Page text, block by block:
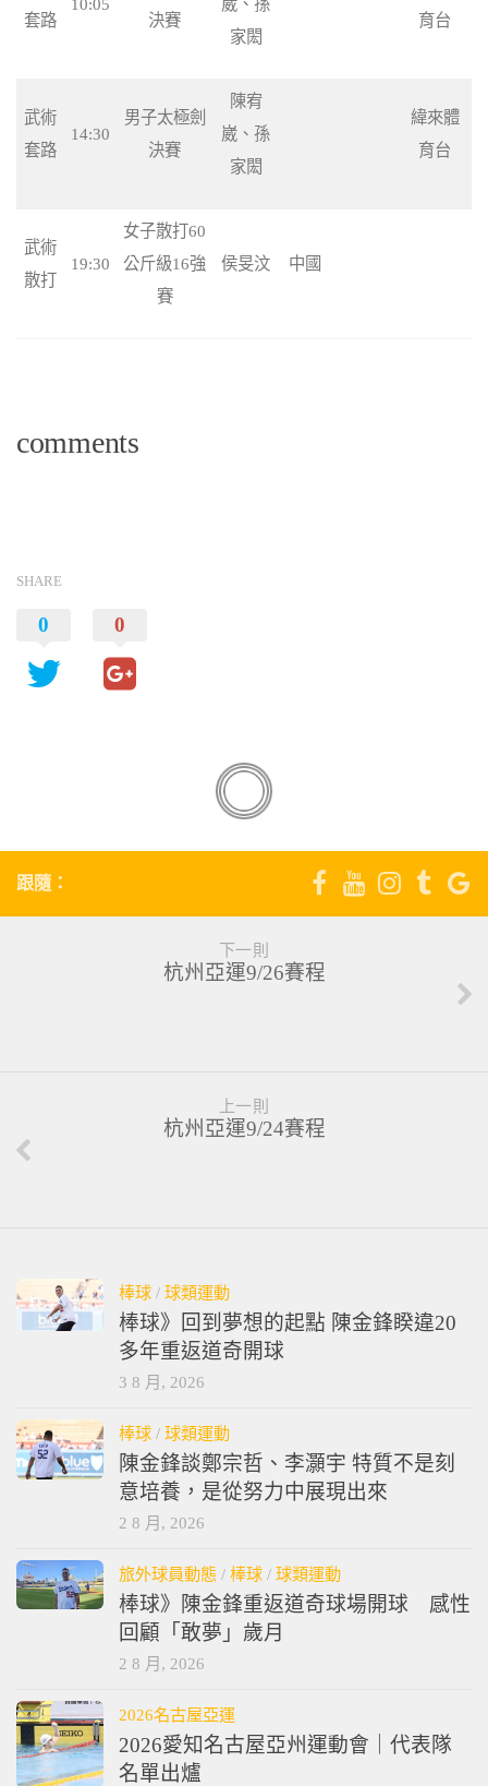
套路
決賽
家閎
育台
武術
套路
14:30
男子太極劍
決賽
陳宥
崴、孫
家閎
緯來體
育台
武術
散打
19:30
女子散打60
公斤級16強
賽
侯旻汶 中國
comments
SHARE
0 0
跟隨：
下一則
杭州亞運9/26賽程
上一則
杭州亞運9/24賽程
棒球 / 球類運動
棒球》回到夢想的起點 陳金鋒睽違20
多年重返道奇開球
3 8 月, 2026
棒球 / 球類運動
陳金鋒談鄭宗哲、李灝宇 特質不是刻
意培養，是從努力中展現出來
2 8 月, 2026
旅外球員動態 / 棒球 / 球類運動
棒球》陳金鋒重返道奇球場開球 感性
回顧「敢夢」歲月
2 8 月, 2026
2026名古屋亞運
2026愛知名古屋亞州運動會｜代表隊
名單出爐